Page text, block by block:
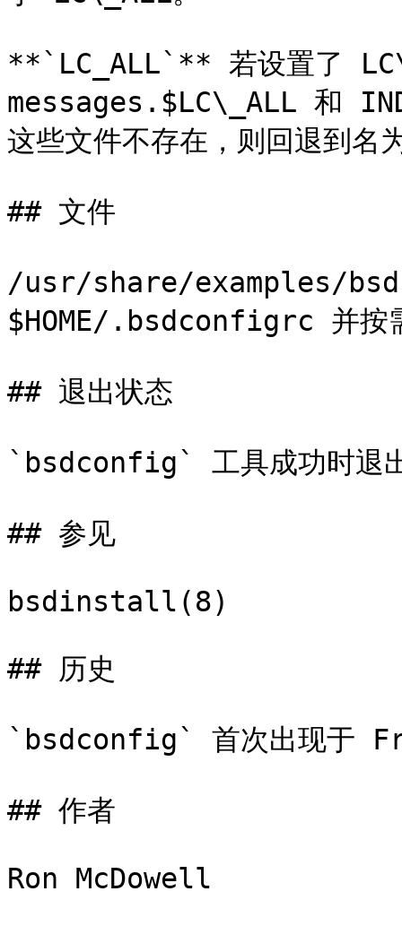
**`LC_ALL`** 若设置了
messages.$LC\_ALL 和
这些文件不存在，则回退到
## 文件
/usr/share/examples/
$HOME/.bsdconfigrc 并按
## 退出状态
`bsdconfig` 工具成功时退
## 参见
bsdinstall(8)
## 历史
`bsdconfig` 首次出现于
## 作者
Ron McDowell